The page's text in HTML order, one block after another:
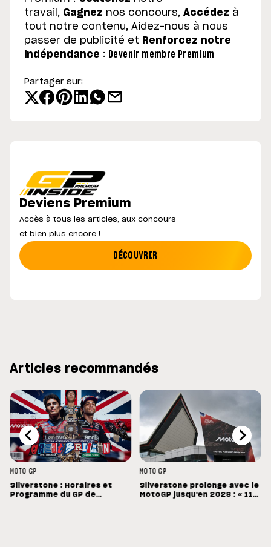
travail, Gagnez nos concours, Accédez à
tout notre contenu, Aidez-nous à nous
passer de publicité et Renforcez notre
indépendance : Devenir membre Premium
Partager sur:
Deviens Premium
Accès à tous les articles, aux concours
et bien plus encore !
DÉCOUVRIR
Articles recommandés
MOTO GP
Silverstone : Horaires et
Programme du GP de
MOTO GP
Silverstone prolonge avec le
MotoGP jusqu'en 2028 : « 11